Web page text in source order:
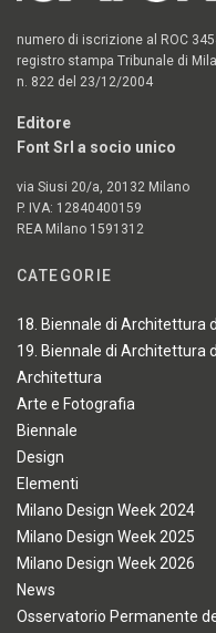
numero di iscrizione al ROC
registro stampa Tribunale di
n. 822 del 23/12/2004
Editore
Font Srl a socio unico
via Siusi 20/a, 20132 Milano
P. IVA: 12840400159
REA Milano 1591312
CATEGORIE
18. Biennale di Architettura
19. Biennale di Architettura
Architettura
Arte e Fotografia
Biennale
Design
Elementi
Milano Design Week 2024
Milano Design Week 2025
Milano Design Week 2026
News
Osservatorio Permanente